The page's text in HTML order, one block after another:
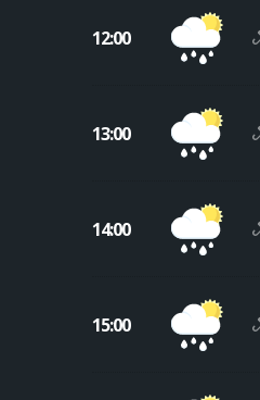
12:00
13:00
14:00
15:00